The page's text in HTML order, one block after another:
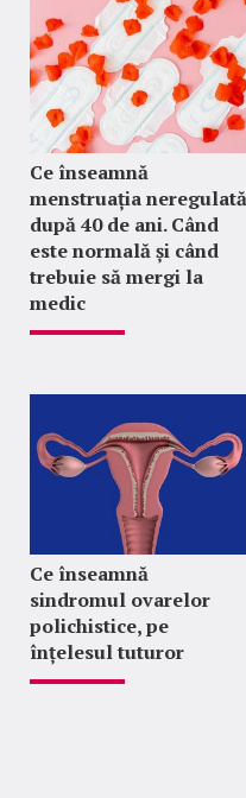
Ce înseamnă
menstruația neregulată
după 40 de ani. Când
este normală și când
trebuie să mergi la
medic
Ce înseamnă
sindromul ovarelor
polichistice, pe
înțelesul tuturor